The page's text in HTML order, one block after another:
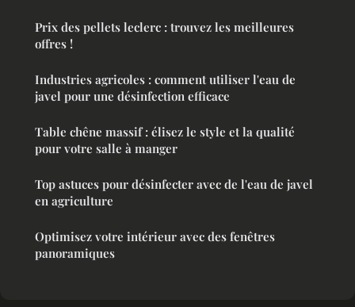
Prix des pellets leclerc : trouvez les meilleures
offres !
Industries agricoles : comment utiliser l'eau de
javel pour une désinfection efficace
Table chêne massif : élisez le style et la qualité
pour votre salle à manger
Top astuces pour désinfecter avec de l'eau de javel
en agriculture
Optimisez votre intérieur avec des fenêtres
panoramiques